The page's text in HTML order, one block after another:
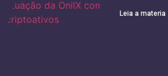
Leia a materia